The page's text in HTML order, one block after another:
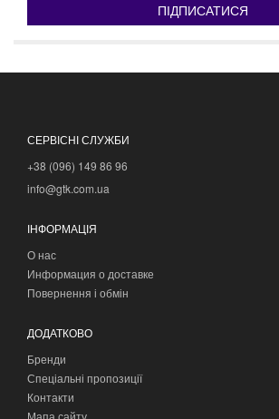
ПІДПИСАТИСЯ
СЕРВІСНІ СЛУЖБИ
+38 (096) 149 86 96
info@gtk.com.ua
ІНФОРМАЦІЯ
О нас
Информация о доставке
Повернення і обмін
ДОДАТКОВО
Бренди
Спеціальні пропозиції
Контакти